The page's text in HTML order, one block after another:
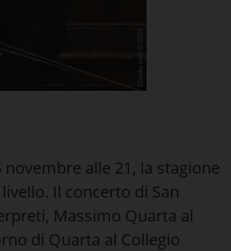
alle 21, la stagione
Il concerto di San
Massimo Quarta al
di Quarta al Collegio